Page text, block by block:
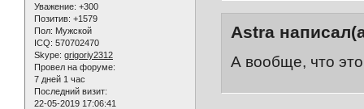
Уважение: +300
Позитив: +1579
Пол: Мужской
ICQ: 570702470
Skype: grigoriy2312
Провел на форуме:
7 дней 1 час
Последний визит:
22-05-2019 17:06:41
Astra
А вообще, что